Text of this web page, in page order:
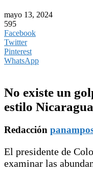
mayo 13, 2024
595
Facebook
Twitter
Pinterest
WhatsApp
No existe un
estilo
Redacción
El presidente de
examinar las